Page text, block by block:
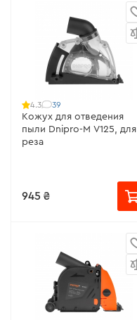
4.3 39
Кожух для отведения
пыли Dnipro-M V125, для
реза
945 ₴